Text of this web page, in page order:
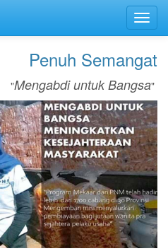
Penuh Semangat
"Mengabdi untuk Bangsa"